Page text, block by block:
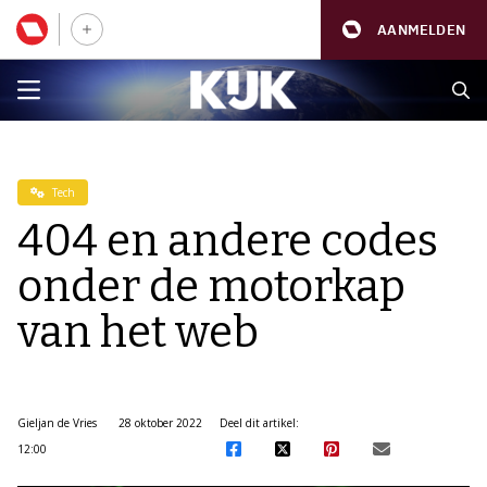
AANMELDEN
Tech
404 en andere codes
onder de motorkap
van het web
Gieljan de Vries
28 oktober 2022
12:00
Deel dit artikel: